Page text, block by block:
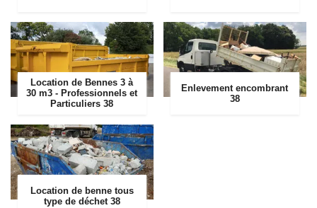
Location de Bennes 3 à
30 m3 - Professionnels et
Particuliers 38
Enlevement encombrant
38
Location de benne tous
type de déchet 38